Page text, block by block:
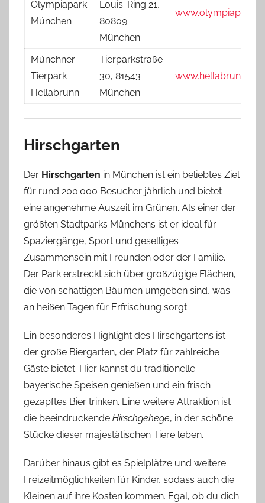
Olympiapark
München
Louis-Ring 21,
80809
München
Münchner
Tierpark
Hellabrunn
Tierparkstraße
30, 81543
München
www.hellabrunn.de
Hirschgarten
Der Hirschgarten in München ist ein beliebtes Ziel
für rund 200.000 Besucher jährlich und bietet
eine angenehme Auszeit im Grünen. Als einer der
größten Stadtparks Münchens ist er ideal für
Spaziergänge, Sport und geselliges
Zusammensein mit Freunden oder der Familie.
Der Park erstreckt sich über großzügige Flächen,
die von schattigen Bäumen umgeben sind, was
an heißen Tagen für Erfrischung sorgt.
Ein besonderes Highlight des Hirschgartens ist
der große Biergarten, der Platz für zahlreiche
Gäste bietet. Hier kannst du traditionelle
bayerische Speisen genießen und ein frisch
gezapftes Bier trinken. Eine weitere Attraktion ist
die beeindruckende Hirschgehege, in der schöne
Stücke dieser majestätischen Tiere leben.
Darüber hinaus gibt es Spielplätze und weitere
Freizeitmöglichkeiten für Kinder, sodass auch die
Kleinen auf ihre Kosten kommen. Egal, ob du dich